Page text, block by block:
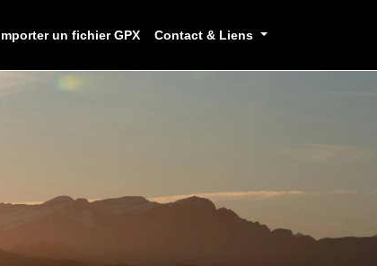
un fichier GPX Contact & Liens